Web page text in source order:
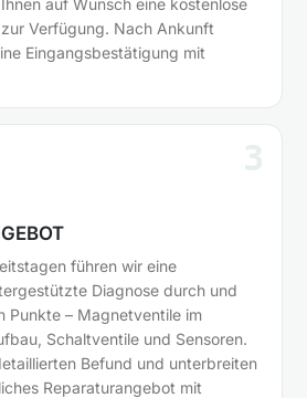
auf Wunsch eine kostenlose
Verfügung. Nach Ankunft
Eingangsbestätigung mit
führen wir eine
Diagnose durch und
Punkte – Magnetventile im
Schaltventile und Sensoren.
Befund und unterbreiten
Reparaturangebot mit